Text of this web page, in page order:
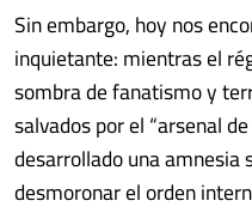
Sin embargo, hoy nos
inquietante: mientras el
sombra de fanatismo y
salvados por el “arsenal
desarrollado una amnesia
desmoronar el orden